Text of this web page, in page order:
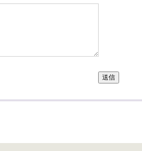
送信